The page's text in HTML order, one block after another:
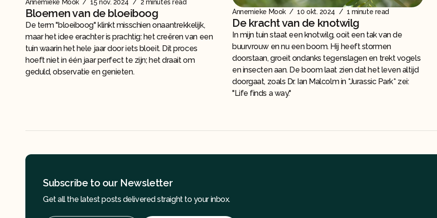
Annemieke Mook / 15 nov. 2024 / 2 minutes read
Bloemen van de bloeiboog
De term "bloeiboog" klinkt misschien onaantrekkelijk,
maar het idee erachter is prachtig: het creëren van een
tuin waarin het hele jaar door iets bloeit. Dit proces
hoeft niet in één jaar perfect te zijn; het draait om
geduld, observatie en genieten.
Annemieke Mook / 10 okt. 2024 / 1 minute read
De kracht van de knotwilg
In mijn tuin staat een knotwilg, ooit een tak van de
buurvrouw en nu een boom. Hij heeft stormen
doorstaan, groeit ondanks tegenslagen en trekt vogels
en insecten aan. De boom laat zien dat het leven altijd
doorgaat, zoals Dr. Ian Malcolm in *Jurassic Park* zei:
"Life finds a way."
Subscribe to our Newsletter
Get all the latest posts delivered straight to your inbox.